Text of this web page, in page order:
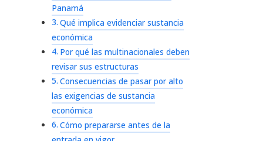
Panamá
Qué implica evidenciar sustancia
económica
Por qué las multinacionales deben
revisar sus estructuras
Consecuencias de pasar por alto
las exigencias de sustancia
económica
Cómo prepararse antes de la